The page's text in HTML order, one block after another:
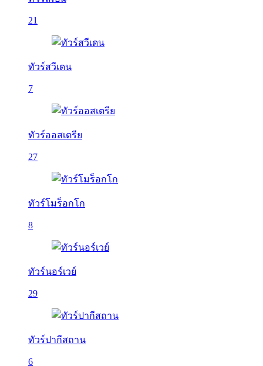
21
ทัวร์สวีเดน
7
ทัวร์ออสเตรีย
27
ทัวร์โมร็อกโก
8
ทัวร์นอร์เวย์
29
ทัวร์ปากีสถาน
6